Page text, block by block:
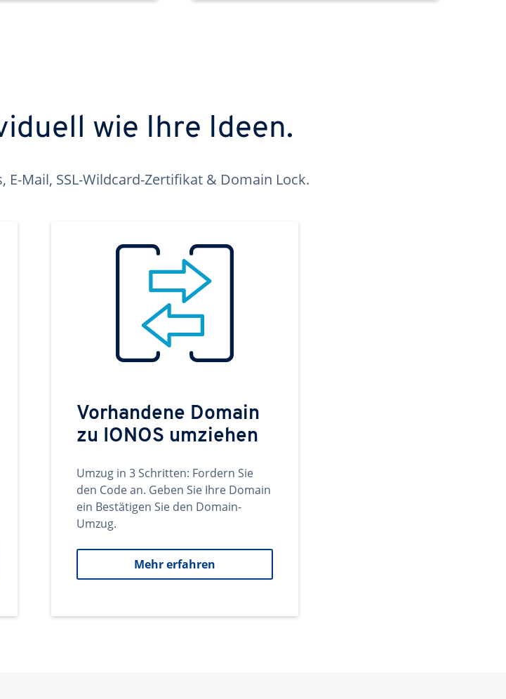
wie Ihre Ideen.
Mail, SSL-Wildcard-Zertifikat & Domain Lock.
Vorhandene Domain
zu IONOS umziehen
Umzug in 3 Schritten: Fordern Sie
den Code an. Geben Sie Ihre Domain
ein Bestätigen Sie den Domain-
Umzug.
Mehr erfahren